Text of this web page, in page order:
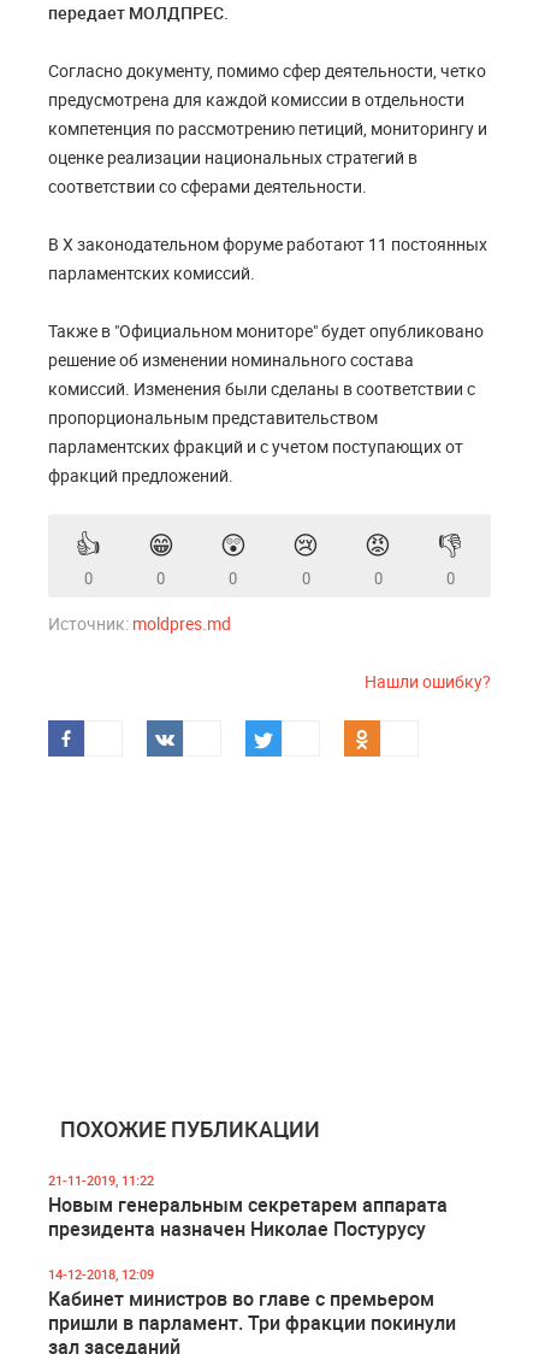
передает МОЛДПРЕС.
Согласно документу, помимо сфер деятельности, четко
предусмотрена для каждой комиссии в отдельности
компетенция по рассмотрению петиций, мониторингу и
оценке реализации национальных стратегий в
соответствии со сферами деятельности.
В X законодательном форуме работают 11 постоянных
парламентских комиссий.
Также в "Официальном мониторе" будет опубликовано
решение об изменении номинального состава
комиссий. Изменения были сделаны в соответствии с
пропорциональным представительством
парламентских фракций и с учетом поступающих от
фракций предложений.
👍
0
😁
0
😲
0
😢
0
😡
0
👎
0
Источник: moldpres.md
Нашли ошибку?
ПОХОЖИЕ ПУБЛИКАЦИИ
21-11-2019, 11:22
Новым генеральным секретарем аппарата
президента назначен Николае Постурусу
14-12-2018, 12:09
Кабинет министров во главе с премьером
пришли в парламент. Три фракции покинули
зал заседаний